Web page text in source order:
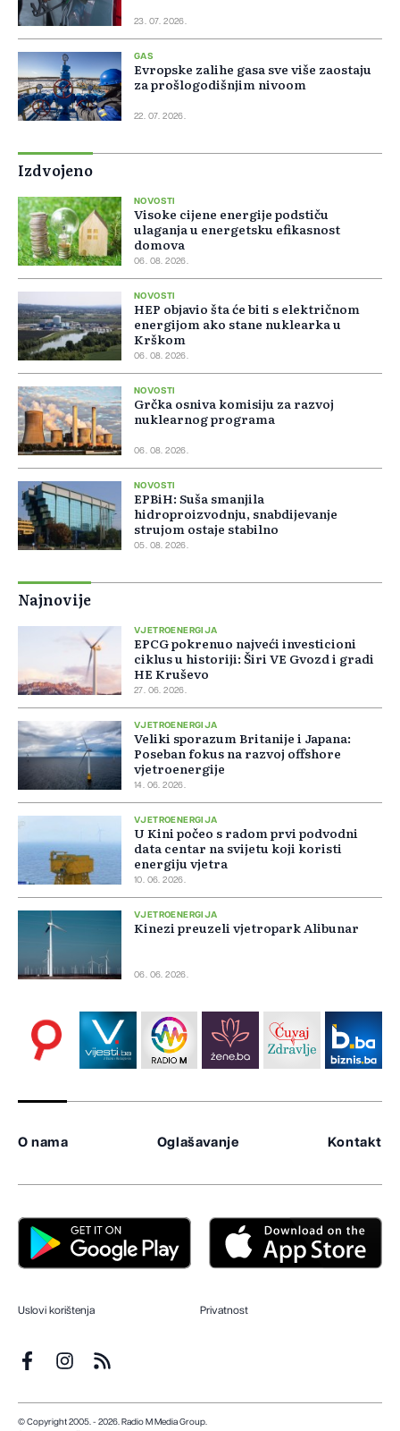
23. 07. 2026.
GAS
Evropske zalihe gasa sve više zaostaju
za prošlogodišnjim nivoom
22. 07. 2026.
Izdvojeno
NOVOSTI
Visoke cijene energije podstiču
ulaganja u energetsku efikasnost
domova
06. 08. 2026.
NOVOSTI
HEP objavio šta će biti s električnom
energijom ako stane nuklearka u
Krškom
06. 08. 2026.
NOVOSTI
Grčka osniva komisiju za razvoj
nuklearnog programa
06. 08. 2026.
NOVOSTI
EPBiH: Suša smanjila
hidroproizvodnju, snabdijevanje
strujom ostaje stabilno
05. 08. 2026.
Najnovije
VJETROENERGIJA
EPCG pokrenuo najveći investicioni
ciklus u historiji: Širi VE Gvozd i gradi
HE Kruševo
27. 06. 2026.
VJETROENERGIJA
Veliki sporazum Britanije i Japana:
Poseban fokus na razvoj offshore
vjetroenergije
14. 06. 2026.
VJETROENERGIJA
U Kini počeo s radom prvi podvodni
data centar na svijetu koji koristi
energiju vjetra
10. 06. 2026.
VJETROENERGIJA
Kinezi preuzeli vjetropark Alibunar
06. 06. 2026.
O nama Oglašavanje Kontakt
Uslovi korištenja Privatnost
© Copyright 2005. - 2026. Radio M Media Group.